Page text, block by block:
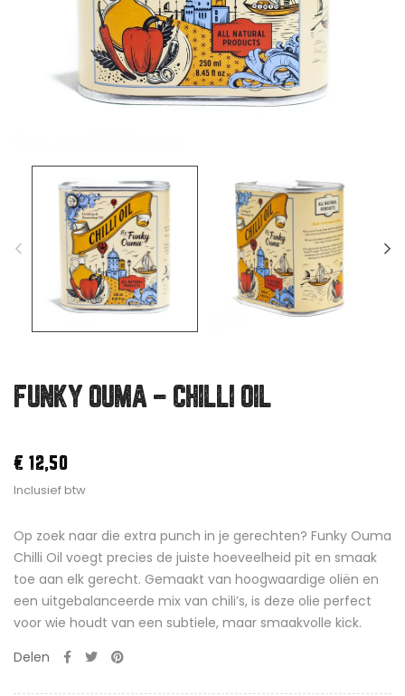
FUNKY OUMA – CHILLI OIL
€ 12,50
Inclusief btw
Op zoek naar die extra punch in je gerechten? Funky Ouma
Chilli Oil voegt precies de juiste hoeveelheid pit en smaak
toe aan elk gerecht. Gemaakt van hoogwaardige oliën en
een uitgebalanceerde mix van chili’s, is deze olie perfect
voor wie houdt van een subtiele, maar smaakvolle kick.
Delen